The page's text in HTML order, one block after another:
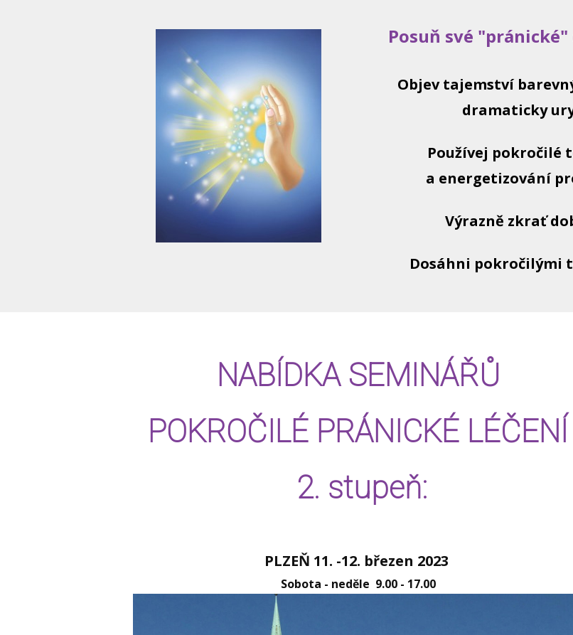
Posuň své
Objev tajemství
dramaticky
Používej pokročilé
a energetizování
Výrazně zkrať
Dosáhni pokročilými
NABÍDKA SEMINÁŘŮ
POKROČILÉ PRÁNICKÉ LÉČENÍ
2. stupeň:
PLZEŇ 11. -12. březen 2023
Sobota - neděle 9.00 - 17.00